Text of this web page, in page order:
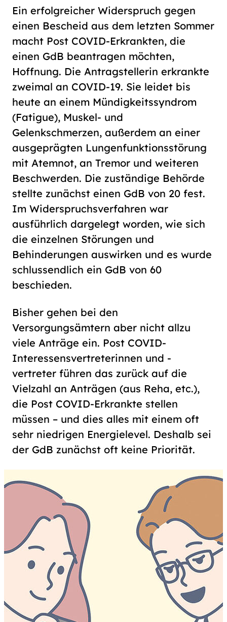
Ein erfolgreicher Widerspruch gegen
einen Bescheid aus dem letzten Sommer
macht Post COVID-Erkrankten, die
einen GdB beantragen möchten,
Hoffnung. Die Antragstellerin erkrankte
zweimal an COVID-19. Sie leidet bis
heute an einem Mündigkeitssyndrom
(Fatigue), Muskel- und
Gelenkschmerzen, außerdem an einer
ausgeprägten Lungenfunktionsstörung
mit Atemnot, an Tremor und weiteren
Beschwerden. Die zuständige Behörde
stellte zunächst einen GdB von 20 fest.
Im Widerspruchsverfahren war
ausführlich dargelegt worden, wie sich
die einzelnen Störungen und
Behinderungen auswirken und es wurde
schlussendlich ein GdB von 60
beschieden.
Bisher gehen bei den
Versorgungsämtern aber nicht allzu
viele Anträge ein. Post COVID-
Interessensvertreterinnen und -
vertreter führen das zurück auf die
Vielzahl an Anträgen (aus Reha, etc.),
die Post COVID-Erkrankte stellen
müssen – und dies alles mit einem oft
sehr niedrigen Energielevel. Deshalb sei
der GdB zunächst oft keine Priorität.